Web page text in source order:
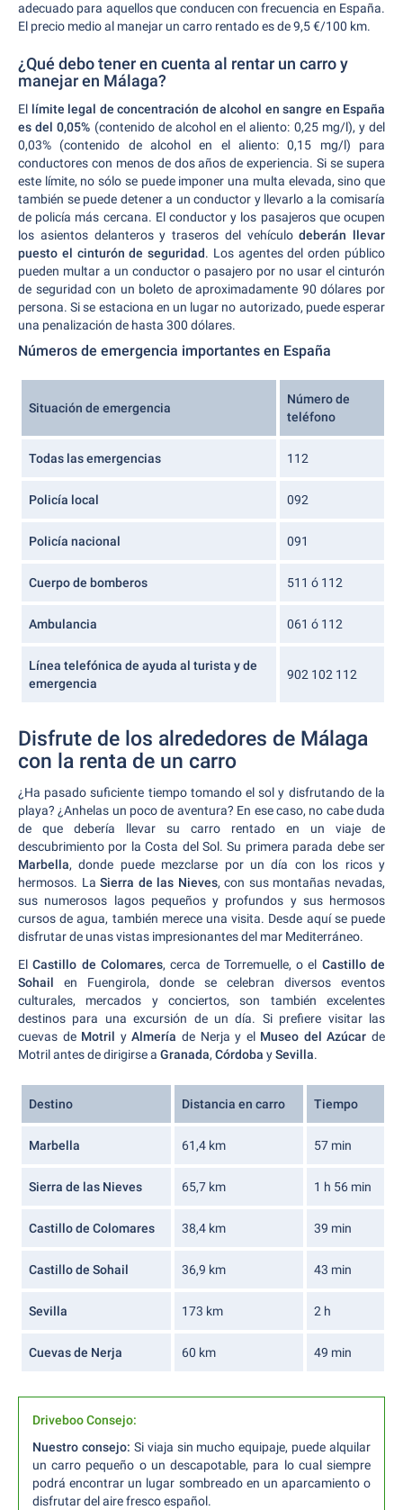
adecuado para aquellos que conducen con frecuencia en España.
El precio medio al manejar un carro rentado es de 9,5 €/100 km.
¿Qué debo tener en cuenta al rentar un carro y
manejar en Málaga?
El límite legal de concentración de alcohol en sangre en España
es del 0,05% (contenido de alcohol en el aliento: 0,25 mg/l), y del
0,03% (contenido de alcohol en el aliento: 0,15 mg/l) para
conductores con menos de dos años de experiencia. Si se supera
este límite, no sólo se puede imponer una multa elevada, sino que
también se puede detener a un conductor y llevarlo a la comisaría
de policía más cercana. El conductor y los pasajeros que ocupen
los asientos delanteros y traseros del vehículodeberán llevar
puesto el cinturón de seguridad. Los agentes del orden público
pueden multar a un conductor o pasajero por no usar el cinturón
de seguridad con un boleto de aproximadamente 90 dólares por
persona. Si se estaciona en un lugar no autorizado, puede esperar
una penalización de hasta 300 dólares.
Números de emergencia importantes en España
Situación de emergencia
Número de
teléfono
Todas las emergencias 112
Policía local 092
Policía nacional 091
Cuerpo de bomberos 511 ó 112
Ambulancia 061 ó 112
Línea telefónica de ayuda al turista y de
emergencia
902 102 112
Disfrute de los alrededores de Málaga
con la renta de un carro
¿Ha pasado suficiente tiempo tomando el sol y disfrutando de la
playa? ¿Anhelas un poco de aventura? En ese caso, no cabe duda
de que debería llevar su carro rentado en un viaje de
descubrimiento por la Costa del Sol. Su primera parada debe ser
Marbella, donde puede mezclarse por un día con los ricos y
hermosos. LaSierra de las Nieves, con sus montañas nevadas,
sus numerosos lagos pequeños y profundos y sus hermosos
cursos de agua, también merece una visita. Desde aquí se puede
disfrutar de unas vistas impresionantes del mar Mediterráneo.
ElCastillo de Colomares, cerca de Torremuelle, o el Castillo de
Sohail en Fuengirola, donde se celebran diversos eventos
culturales, mercados y conciertos, son también excelentes
destinos para una excursión de un día. Si prefiere visitar las
cuevas de Motril yAlmería de Nerja y el Museo del Azúcar de
Motril antes de dirigirse a Granada, Córdoba ySevilla.
Destino Distancia en carro Tiempo
Marbella 61,4 km 57 min
Sierra de las Nieves 65,7 km 1 h 56 min
Castillo de Colomares 38,4 km 39 min
Castillo de Sohail 36,9 km 43 min
Sevilla 173 km 2 h
Cuevas de Nerja 60 km 49 min
Driveboo Consejo:
Nuestro consejo: Si viaja sin mucho equipaje, puede alquilar
un carro pequeño o un descapotable, para lo cual siempre
podrá encontrar un lugar sombreado en un aparcamiento o
disfrutar del aire fresco español.